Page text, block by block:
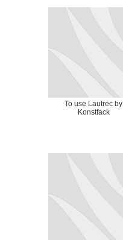
To use Lautrec by
Konstfack